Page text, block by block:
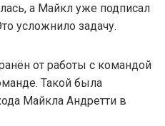
а Майкл уже подписал
усложнило задачу.
от работы с командой
Такой была
Майкла Андретти в